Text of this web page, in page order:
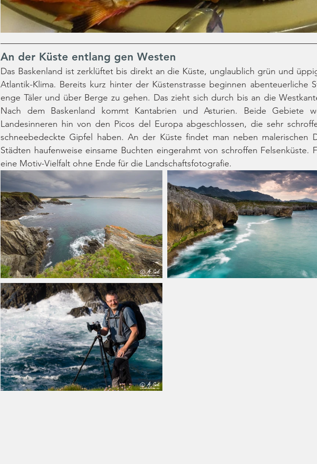
An der Küste entlang gen Westen
Das Baskenland ist zerklüftet bis direkt an die Küste, unglaublich grün und
Atlantik-Klima. Bereits kurz hinter der Küstenstrasse beginnen abenteuerliche
enge Täler und über Berge zu gehen. Das zieht sich durch bis an die
Nach dem Baskenland kommt Kantabrien und Asturien. Beide Gebiete
Landesinneren hin von den Picos del Europa abgeschlossen, die sehr
schneebedeckte Gipfel haben. An der Küste findet man neben malerischen
Städten haufenweise einsame Buchten eingerahmt von schroffen Felsenküste.
eine Motiv-Vielfalt ohne Ende für die Landschaftsfotografie.